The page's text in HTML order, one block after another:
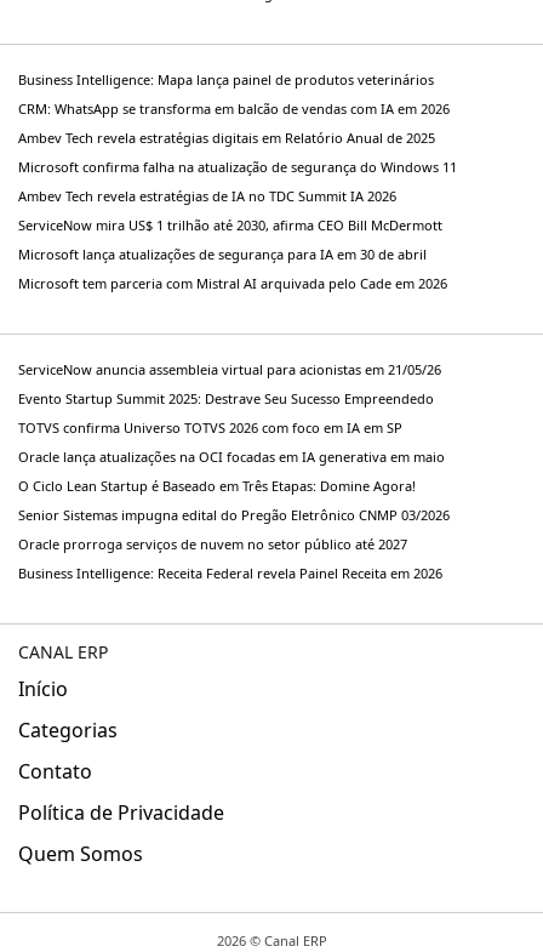
Business Intelligence: Mapa lança painel de produtos veterinários
CRM: WhatsApp se transforma em balcão de vendas com IA em 2026
Ambev Tech revela estratégias digitais em Relatório Anual de 2025
Microsoft confirma falha na atualização de segurança do Windows 11
Ambev Tech revela estratégias de IA no TDC Summit IA 2026
ServiceNow mira US$ 1 trilhão até 2030, afirma CEO Bill McDermott
Microsoft lança atualizações de segurança para IA em 30 de abril
Microsoft tem parceria com Mistral AI arquivada pelo Cade em 2026
ServiceNow anuncia assembleia virtual para acionistas em 21/05/26
Evento Startup Summit 2025: Destrave Seu Sucesso Empreendedo
TOTVS confirma Universo TOTVS 2026 com foco em IA em SP
Oracle lança atualizações na OCI focadas em IA generativa em maio
O Ciclo Lean Startup é Baseado em Três Etapas: Domine Agora!
Senior Sistemas impugna edital do Pregão Eletrônico CNMP 03/2026
Oracle prorroga serviços de nuvem no setor público até 2027
Business Intelligence: Receita Federal revela Painel Receita em 2026
CANAL ERP
Início
Categorias
Contato
Política de Privacidade
Quem Somos
2026 © Canal ERP